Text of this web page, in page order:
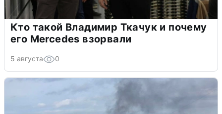
Кто такой Владимир Ткачук и почему
его Mercedes взорвали
5 августа 0